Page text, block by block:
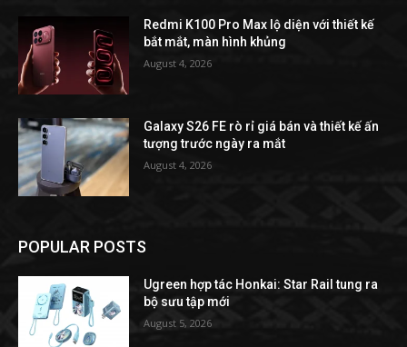
Redmi K100 Pro Max lộ diện với thiết kế
bắt mắt, màn hình khủng
August 4, 2026
Galaxy S26 FE rò rỉ giá bán và thiết kế ấn
tượng trước ngày ra mắt
August 4, 2026
POPULAR POSTS
Ugreen hợp tác Honkai: Star Rail tung ra
bộ sưu tập mới
August 5, 2026